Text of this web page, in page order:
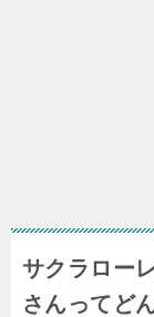
サクラロー
さんってど